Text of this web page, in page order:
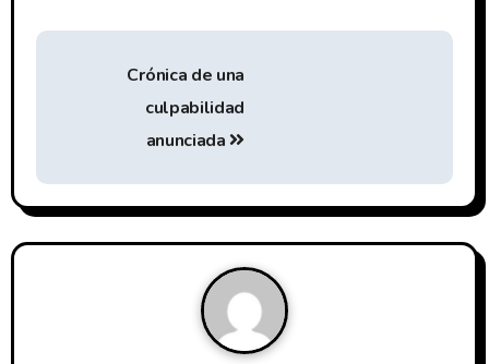
Crónica de una
culpabilidad
anunciada